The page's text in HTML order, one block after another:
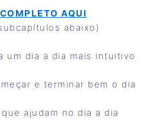
AQUI
abaixo)
um dia a dia mais intuitivo
e terminar bem o dia
ajudam no dia a dia